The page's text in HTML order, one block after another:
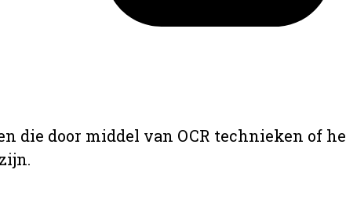
die door middel van OCR technieken of